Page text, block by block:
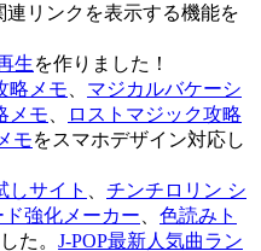
リンクを表示する機能を
生を作りました！
略メモ
マジカルバケーシ
メモ
ロストマジック攻略
モをスマホデザイン対応し
しサイト
チンチロリン シ
強化メーカー
色読みト
た。 J-POP最新人気曲ラン